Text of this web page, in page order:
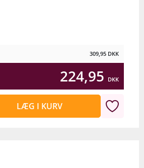
309,95 DKK
224,95 DKK
LÆG I KURV